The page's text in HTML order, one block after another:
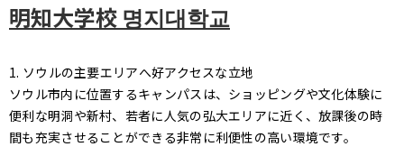
明知大学校 명지대학교
1. ソウルの主要エリアへ好アクセスな立地
ソウル市内に位置するキャンパスは、ショッピングや文化体験に
便利な明洞や新村、若者に人気の弘大エリアに近く、放課後の時
間も充実させることができる非常に利便性の高い環境です。